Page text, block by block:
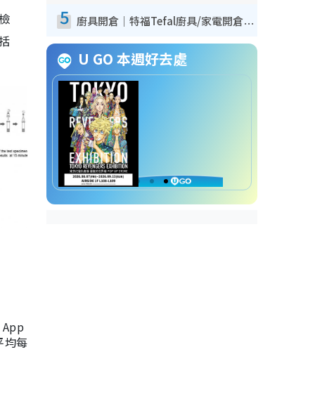
均每
5 廚具開倉｜特福Tefal廚具/家電開倉低至3折！$220起買平底鍋/炒鑊/湯煲！電飯煲/吸塵機/燙斗$418起
U GO 本週好去處